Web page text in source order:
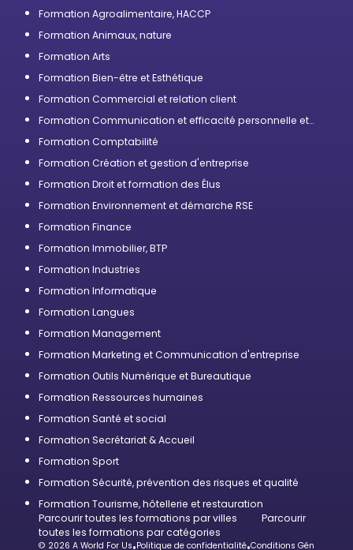
Formation Agroalimentaire, HACCP
Formation Animaux, nature
Formation Arts
Formation Bien-être et Esthétique
Formation Commercial et relation client
Formation Communication et efficacité personnelle et
Formation Comptabilité
Formation Création et gestion d'entreprise
Formation Droit et formation des Élus
Formation Environnement et démarche RSE
Formation Finance
Formation Immobilier, BTP
Formation Industries
Formation Informatique
Formation Langues
Formation Management
Formation Marketing et Communication d'entreprise
Formation Outils Numérique et Bureautique
Formation Ressources humaines
Formation Santé et social
Formation Secrétariat & Accueil
Formation Sport
Formation Sécurité, prévention des risques et qualité
Formation Tourisme, hôtellerie et restauration
Parcourir toutes les formations par villes
Parcourir
toutes les formations par catégories
© 2026 A World For Us Politique de confidentialité Conditions Générales